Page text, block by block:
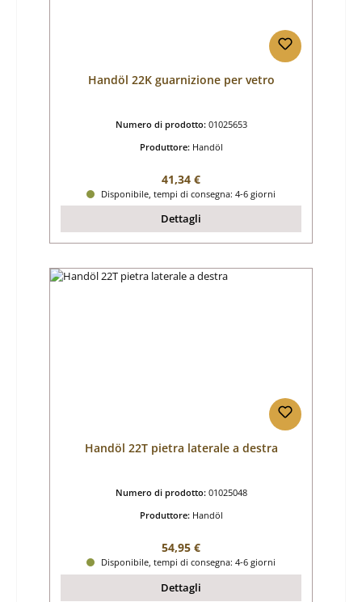
Handöl 22K guarnizione per vetro
Numero di prodotto: 01025653
Produttore: Handöl
Prezzo normale:
41,34 €
Disponibile, tempi di consegna: 4-6 giorni
Dettagli
Handöl 22T pietra laterale a destra
Numero di prodotto: 01025048
Produttore: Handöl
Prezzo normale:
54,95 €
Disponibile, tempi di consegna: 4-6 giorni
Dettagli